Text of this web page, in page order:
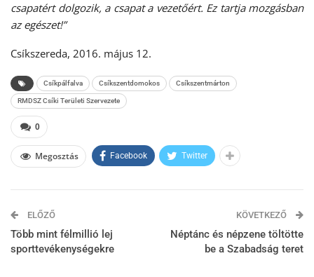
csapatért dolgozik, a csapat a vezetőért. Ez tartja mozgásban
az egészet!”
Csíkszereda, 2016. május 12.
Csíkpálfalva Csíkszentdomokos Csíkszentmárton
RMDSZ Csíki Területi Szervezete
0
Megosztás Facebook Twitter
ELŐZŐ
Több mint félmillió lej
sporttevékenységekre
KÖVETKEZŐ
Néptánc és népzene töltötte
be a Szabadság teret